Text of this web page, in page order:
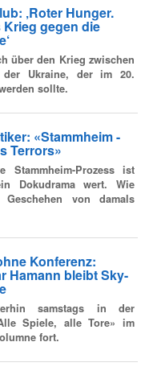
‚Roter Hunger.
Krieg gegen die
über den Krieg zwischen
Ukraine, der im 20.
sollte.
«Stammheim -
Terrors»
Stammheim-Prozess ist
Dokudrama wert. Wie
von damals
Konferenz:
Hamann bleibt Sky-
samstags in der
Spiele, alle Tore» im
fort.